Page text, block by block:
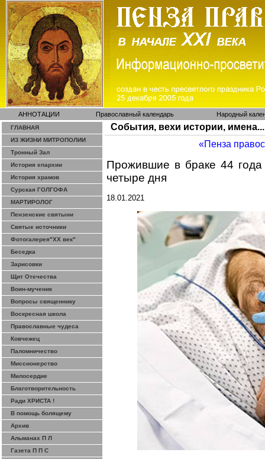
АННОТАЦИИ Православный календарь Народный
ГЛАВНАЯ
ИЗ ЖИЗНИ МИТРОПОЛИИ
Тронный Зал
История епархии
История храмов
Сурская ГОЛГОФА
МАРТИРОЛОГ
Пензенские святыни
Святые источники
Фотогалерея"ХХ век"
Беседка
Зарисовки
Щит Отечества
Воин-мученик
Вопросы священнику
Воскресная школа
Православные чудеса
Ковчежец
Паломничество
Миссионерство
Милосердие
Благотворительность
Ради ХРИСТА !
В помощь болящему
Архив
Альманах П Л
Газета П П С
События, вехи истории, имена...
«Пенза
Прожившие в браке 44
четыре дня
18.01.2021